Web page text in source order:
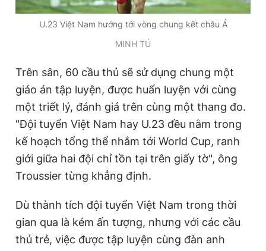
U.23 Việt Nam hướng tới vòng chung kết châu Á
MINH TÚ
Trên sân, 60 cầu thủ sẽ sử dụng chung một
giáo án tập luyện, được huấn luyện với cùng
một triết lý, đánh giá trên cùng một thang đo.
"Đội tuyển Việt Nam hay U.23 đều nằm trong
kế hoạch tổng thể nhắm tới World Cup, ranh
giới giữa hai đội chỉ tồn tại trên giấy tờ", ông
Troussier từng khẳng định.
Dù thành tích đội tuyển Việt Nam trong thời
gian qua là kém ấn tượng, nhưng với các cầu
thủ trẻ, việc được tập luyện cùng đàn anh